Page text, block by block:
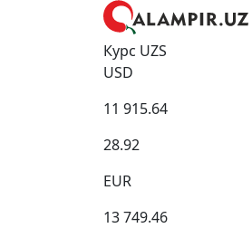
Курс UZS
USD
11 915.64
28.92
EUR
13 749.46